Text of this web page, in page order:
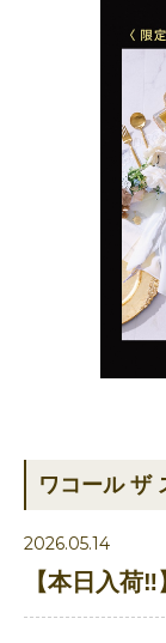
ワコール ザ
2026.05.14
【本日入荷